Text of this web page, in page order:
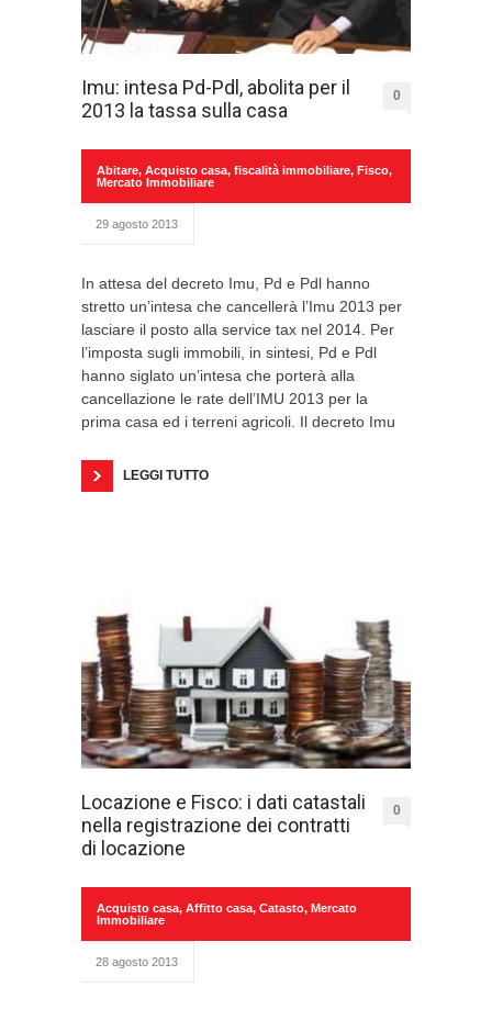
Imu: intesa Pd-Pdl, abolita per il
2013 la tassa sulla casa
0
Abitare, Acquisto casa, fiscalità immobiliare, Fisco,
Mercato Immobiliare
29 agosto 2013
In attesa del decreto Imu, Pd e Pdl hanno
stretto un’intesa che cancellerà l’Imu 2013 per
lasciare il posto alla service tax nel 2014. Per
l’imposta sugli immobili, in sintesi, Pd e Pdl
hanno siglato un’intesa che porterà alla
cancellazione le rate dell’IMU 2013 per la
prima casa ed i terreni agricoli. Il decreto Imu
LEGGI TUTTO
Locazione e Fisco: i dati catastali
nella registrazione dei contratti
di locazione
0
Acquisto casa, Affitto casa, Catasto, Mercato
Immobiliare
28 agosto 2013